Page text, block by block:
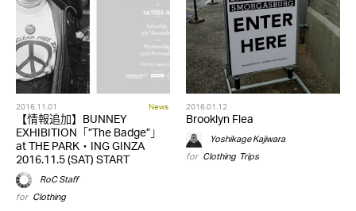
2016.11.01 News
【情報追加】BUNNEY
EXHIBITION「”The Badge”」
at THE PARK・ING GINZA
2016.11.5 (SAT) START
RoC Staff
for Clothing
2016.01.12
Brooklyn Flea
Yoshikage Kajiwara
for Clothing, Trips